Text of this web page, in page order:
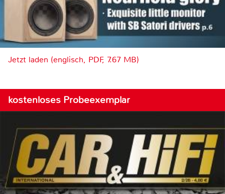
Jetzt laden (englisch, PDF, 7.67 MB)
kostenloses Probeexemplar